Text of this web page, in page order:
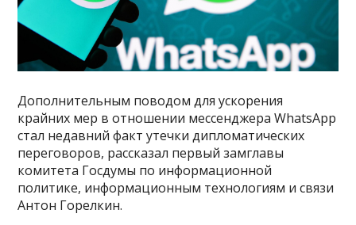
Дополнительным поводом для ускорения
крайних мер в отношении мессенджера WhatsApp
стал недавний факт утечки дипломатических
переговоров, рассказал первый замглавы
комитета Госдумы по информационной
политике, информационным технологиям и связи
Антон Горелкин.